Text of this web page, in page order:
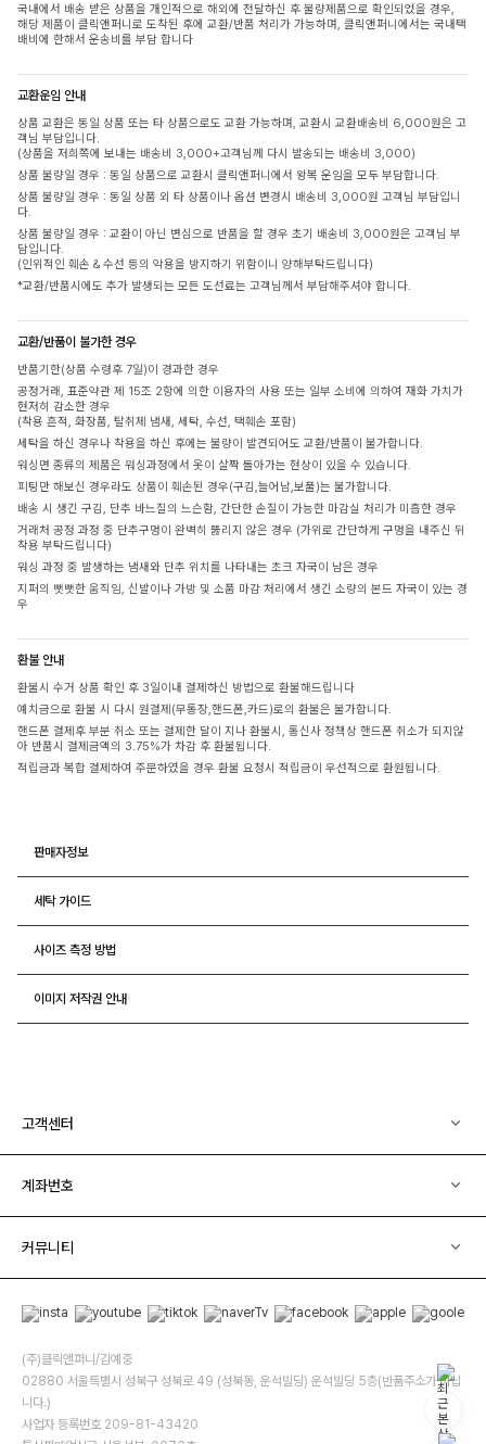
국내에서 배송 받은 상품을 개인적으로 해외에 전달하신 후 불량제품으로 확인되었을 경우,
해당 제품이 클릭앤퍼니로 도착된 후에 교환/반품 처리가 가능하며, 클릭앤퍼니에서는 국내택
배비에 한해서 운송비를 부담 합니다
교환운임 안내
상품 교환은 동일 상품 또는 타 상품으로도 교환 가능하며, 교환시 교환배송비 6,000원은 고
객님 부담입니다.
(상품을 저희쪽에 보내는 배송비 3,000+고객님께 다시 발송되는 배송비 3,000)
상품 불량일 경우 : 동일 상품으로 교환시 클릭앤퍼니에서 왕복 운임을 모두 부담합니다.
상품 불량일 경우 : 동일 상품 외 타 상품이나 옵션 변경시 배송비 3,000원 고객님 부담입니
다.
상품 불량일 경우 : 교환이 아닌 변심으로 반품을 할 경우 초기 배송비 3,000원은 고객님 부
담입니다.
(인위적인 훼손 & 수선 등의 악용을 방지하기 위함이니 양해부탁드립니다)
*교환/반품시에도 추가 발생되는 모든 도선료는 고객님께서 부담해주셔야 합니다.
교환/반품이 불가한 경우
반품기한(상품 수령후 7일)이 경과한 경우
공정거래, 표준약관 제 15조 2항에 의한 이용자의 사용 또는 일부 소비에 의하여 재화 가치가
현저히 감소한 경우
(착용 흔적, 화장품, 탈취제 냄새, 세탁, 수선, 택훼손 포함)
세탁을 하신 경우나 착용을 하신 후에는 불량이 발견되어도 교환/반품이 불가합니다.
워싱면 종류의 제품은 워싱과정에서 옷이 살짝 돌아가는 현상이 있을 수 있습니다.
피팅만 해보신 경우라도 상품이 훼손된 경우(구김,늘어남,보풀)는 불가합니다.
배송 시 생긴 구김, 단추 바느질의 느슨함, 간단한 손질이 가능한 마감실 처리가 미흡한 경우
거래처 공정 과정 중 단추구멍이 완벽히 뚫리지 않은 경우 (가위로 간단하게 구멍을 내주신 뒤
착용 부탁드립니다)
워싱 과정 중 발생하는 냄새와 단추 위치를 나타내는 초크 자국이 남은 경우
지퍼의 뻣뻣한 움직임, 신발이나 가방 및 소품 마감 처리에서 생긴 소량의 본드 자국이 있는 경
우
환불 안내
환불시 수거 상품 확인 후 3일이내 결제하신 방법으로 환불해드립니다
예치금으로 환불 시 다시 원결제(무통장,핸드폰,카드)로의 환불은 불가합니다.
핸드폰 결제후 부분 취소 또는 결제한 달이 지나 환불시, 통신사 정책상 핸드폰 취소가 되지않
아 반품시 결제금액의 3.75%가 차감 후 환불됩니다.
적립금과 복합 결제하여 주문하였을 경우 환불 요청시 적립금이 우선적으로 환원됩니다.
판매자정보
세탁 가이드
사이즈 측정 방법
이미지 저작권 안내
고객센터
계좌번호
커뮤니티
(주)클릭앤퍼니/김예중
02880 서울특별시 성북구 성북로 49 (성북동, 운석빌딩) 운석빌딩 5층(반품주소가 아닙
니다.)
사업자 등록번호 209-81-43420